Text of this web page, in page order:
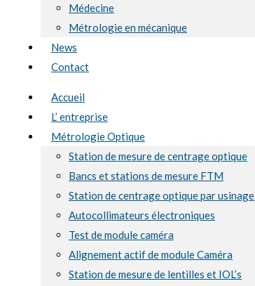
Médecine
Métrologie en mécanique
News
Contact
Accueil
L’ entreprise
Métrologie Optique
Station de mesure de centrage optique
Bancs et stations de mesure FTM
Station de centrage optique par usinage
Autocollimateurs électroniques
Test de module caméra
Alignement actif de module Caméra
Station de mesure de lentilles et IOL’s